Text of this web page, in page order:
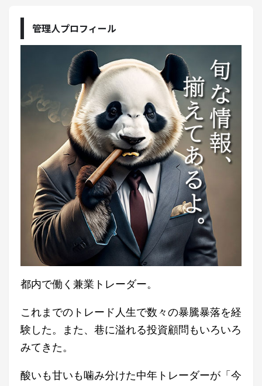
管理人プロフィール
都内で働く兼業トレーダー。
これまでのトレード人生で数々の暴騰暴落を経
験した。また、巷に溢れる投資顧問もいろいろ
みてきた。
酸いも甘いも噛み分けた中年トレーダーが「今